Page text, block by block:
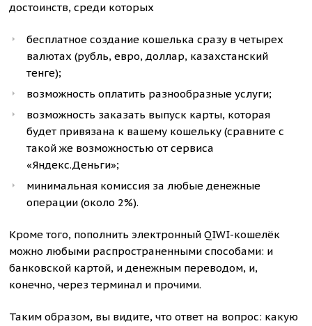
достоинств, среди которых
бесплатное создание кошелька сразу в четырех
валютах (рубль, евро, доллар, казахстанский
тенге);
возможность оплатить разнообразные услуги;
возможность заказать выпуск карты, которая
будет привязана к вашему кошельку (сравните с
такой же возможностью от сервиса
«Яндекс.Деньги»;
минимальная комиссия за любые денежные
операции (около 2%).
Кроме того, пополнить электронный QIWI-кошелёк
можно любыми распространенными способами: и
банковской картой, и денежным переводом, и,
конечно, через терминал и прочими.
Таким образом, вы видите, что ответ на вопрос: какую